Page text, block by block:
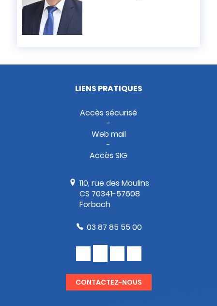
LIENS PRATIQUES
Accès sécurisé
Web mail
Accès SIG
110, rue des Moulins
CS 70341-57608
Forbach
03 87 85 55 00
CONTACTEZ-NOUS